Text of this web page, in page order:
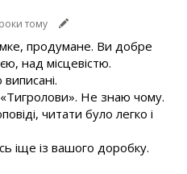
тому
продумане. Ви добре
над місцевістю.
Не знаю чому.
читати було легко і
іще із вашого доробку.